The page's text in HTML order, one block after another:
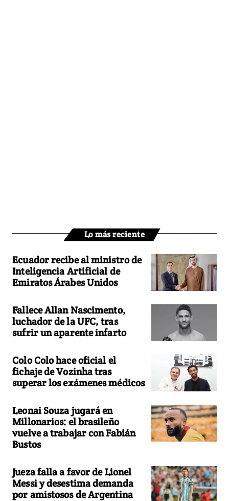
Lo más reciente
Ecuador recibe al ministro de
Inteligencia Artificial de
Emiratos Árabes Unidos
Fallece Allan Nascimento,
luchador de la UFC, tras
sufrir un aparente infarto
Colo Colo hace oficial el
fichaje de Vozinha tras
superar los exámenes médicos
Leonai Souza jugará en
Millonarios: el brasileño
vuelve a trabajar con Fabián
Bustos
Jueza falla a favor de Lionel
Messi y desestima demanda
por amistosos de Argentina